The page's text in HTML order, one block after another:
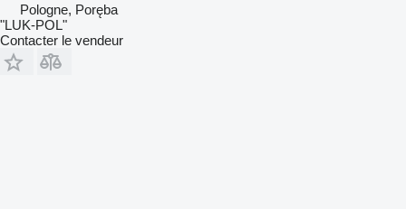
Pologne, Poręba
"LUK-POL"
Contacter le vendeur